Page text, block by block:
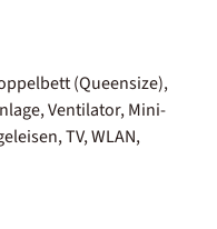
(Queensize),
Ventilator, Mini-
TV, WLAN,